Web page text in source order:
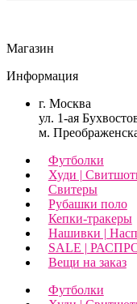
Магазин
Информация
г. Москва
ул. 1-ая
м.
Футболки
Худи |
Свитеры
Рубашки поло
Кепки-тракеры
Нашивки |
SALE |
Вещи на заказ
Футболки